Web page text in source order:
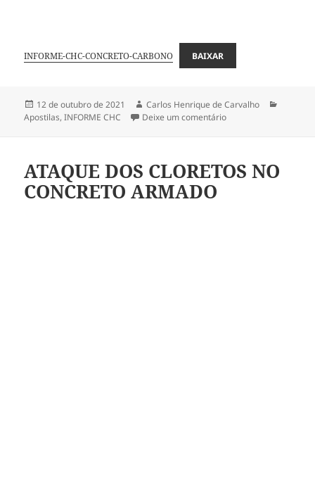
INFORME-CHC-CONCRETO-CARBONO BAIXAR
Publicado
em
12 de outubro de 2021 Autor
Carlos Henrique de Carvalho
Apostilas,INFORME CHC Deixe um comentárioem ALEMANHA
ATAQUE DOS CLORETOS NO
CONCRETO ARMADO